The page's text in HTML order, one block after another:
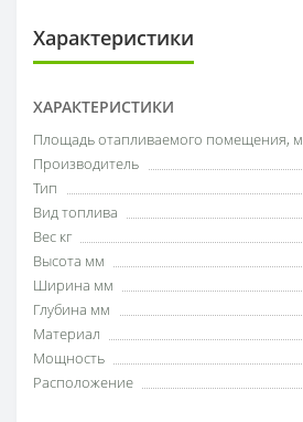
Характеристики
ХАРАКТЕРИСТИКИ
Площадь отапливаемого помещения,
Производитель
Тип
Вид топлива
Вес кг
Высота мм
Ширина мм
Глубина мм
Материал
Мощность
Расположение